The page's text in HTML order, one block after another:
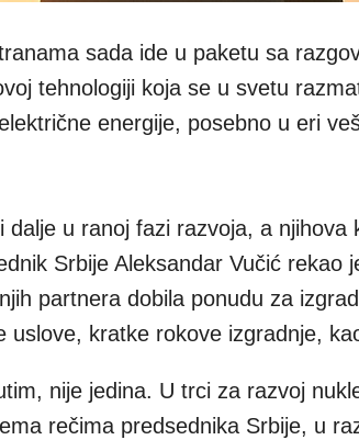
sada ide u paketu sa
tehnologiji koja se u svetu
energije, posebno u eri
dalje u ranoj fazi razvoja, a njihova
Srbije Aleksandar Vučić rekao
partnera dobila ponudu za
uslove, kratke rokove izgradnje,
nije jedina. U trci za razvoj
rečima predsednika Srbije, u